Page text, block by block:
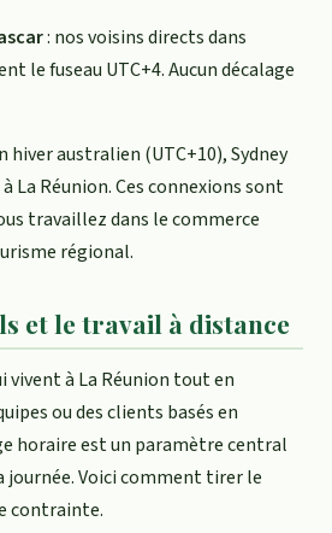
: nos voisins directs dans
le fuseau UTC+4. Aucun décalage
hiver australien (UTC+10), Sydney
La Réunion. Ces connexions sont
travaillez dans le commerce
régional.
et le travail à distance
vivent à La Réunion tout en
ou des clients basés en
horaire est un paramètre central
Voici comment tirer le
contrainte.